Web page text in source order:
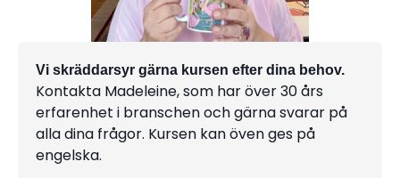
Vi skräddarsyr gärna kursen efter dina behov.
Kontakta Madeleine, som har över 30 års
erfarenhet i branschen och gärna svarar på
alla dina frågor. Kursen kan öven ges på
engelska.